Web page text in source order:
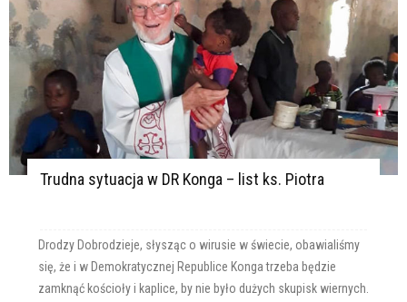
Trudna sytuacja w DR Konga – list ks. Piotra
Drodzy Dobrodzieje, słysząc o wirusie w świecie, obawialiśmy
się, że i w Demokratycznej Republice Konga trzeba będzie
zamknąć kościoły i kaplice, by nie było dużych skupisk wiernych.